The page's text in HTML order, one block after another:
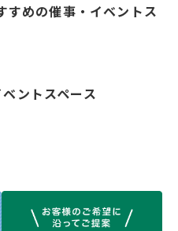
すめの催事・イベントス
ントスペース